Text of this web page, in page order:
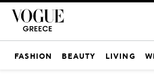
FASHION BEAUTY LIVING